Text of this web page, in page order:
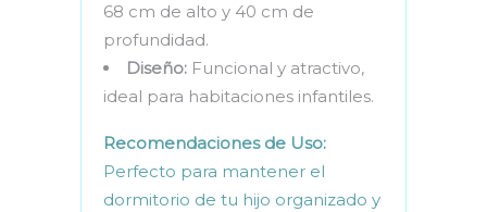
68 cm de alto y 40 cm de
profundidad.
Diseño: Funcional y atractivo,
ideal para habitaciones infantiles.
Recomendaciones de Uso:
Perfecto para mantener el
dormitorio de tu hijo organizado y